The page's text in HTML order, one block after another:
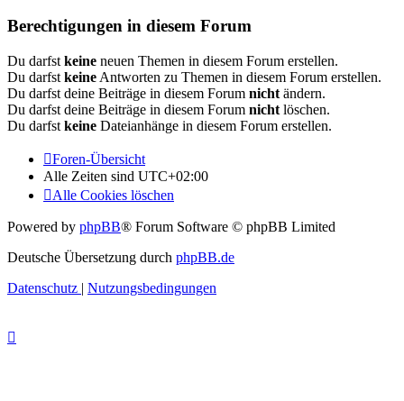
Berechtigungen in diesem Forum
Du darfst keine neuen Themen in diesem Forum erstellen.
Du darfst keine Antworten zu Themen in diesem Forum erstellen.
Du darfst deine Beiträge in diesem Forum nicht ändern.
Du darfst deine Beiträge in diesem Forum nicht löschen.
Du darfst keine Dateianhänge in diesem Forum erstellen.
Foren-Übersicht
Alle Zeiten sind UTC+02:00
Alle Cookies löschen
Powered by phpBB® Forum Software © phpBB Limited
Deutsche Übersetzung durch phpBB.de
Datenschutz | Nutzungsbedingungen